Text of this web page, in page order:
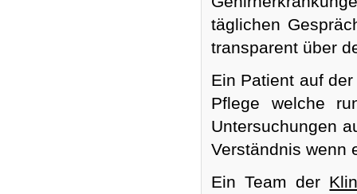
täglichen
transparent über
Ein Patient auf
Pflege welche
Untersuchungen
Verständnis wenn
Ein Team der